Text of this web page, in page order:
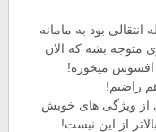
بود به مامانه
متوجه بشه که الان
افسوس میخوره!
از ویژگی های خوبش
از این نیست!